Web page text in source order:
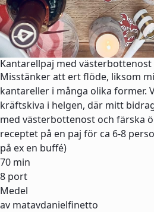
Kantarellpaj med
Misstänker att ert flöde, liksom
kantareller i många olika former.
kräftskiva i helgen, där mitt
med västerbottenost och färska
receptet på en paj för ca 6-8
på ex en buffé)
70 min
8 port
Medel
av matavdanielfinetto